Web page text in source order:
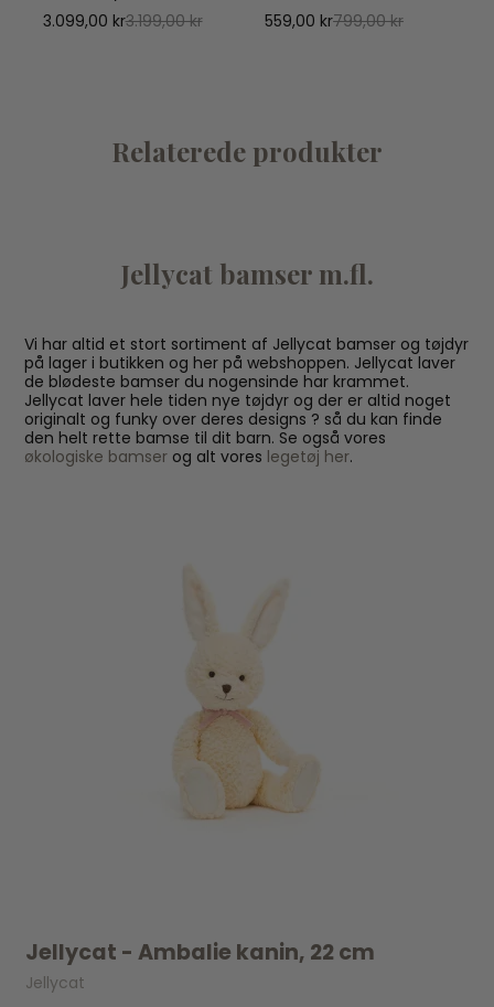
3.099,00 kr3.199,00 kr
559,00 kr799,00 kr
Relaterede produkter
Jellycat bamser m.fl.
Vi har altid et stort sortiment af Jellycat bamser og tøjdyr
på lager i butikken og her på webshoppen. Jellycat laver
de blødeste bamser du nogensinde har krammet.
Jellycat laver hele tiden nye tøjdyr og der er altid noget
originalt og funky over deres designs ? så du kan finde
den helt rette bamse til dit barn. Se også vores
økologiske bamser og alt vores legetøj her.
Jellycat - Ambalie kanin, 22 cm
Jellycat